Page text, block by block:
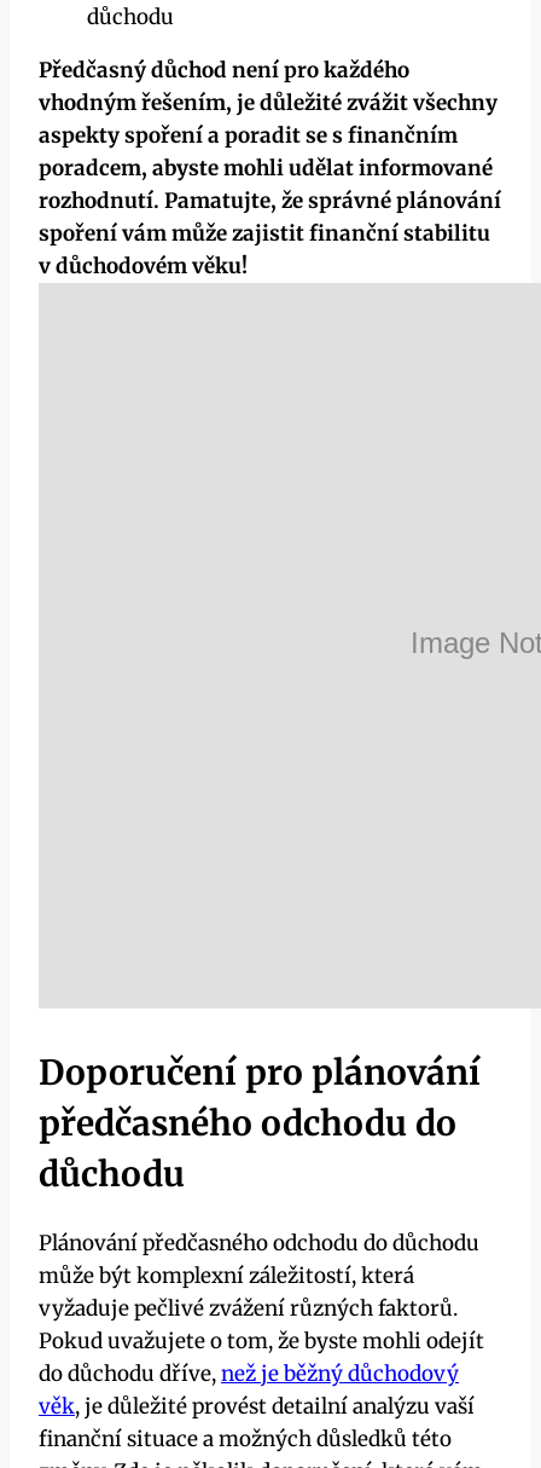
důchodu
Předčasný důchod není pro každého
vhodným řešením, je důležité zvážit všechny
aspekty spoření a poradit se s finančním
poradcem, abyste mohli udělat informované
rozhodnutí. Pamatujte, že správné plánování
spoření vám může zajistit finanční stabilitu
v důchodovém věku!
Doporučení pro plánování
předčasného odchodu do
důchodu
Plánování předčasného odchodu do důchodu
může být komplexní záležitostí, která
vyžaduje pečlivé zvážení různých faktorů.
Pokud uvažujete o tom, že byste mohli odejít
do důchodu dříve,než je běžný důchodový
věk, je důležité provést detailní analýzu vaší
finanční situace a možných důsledků této